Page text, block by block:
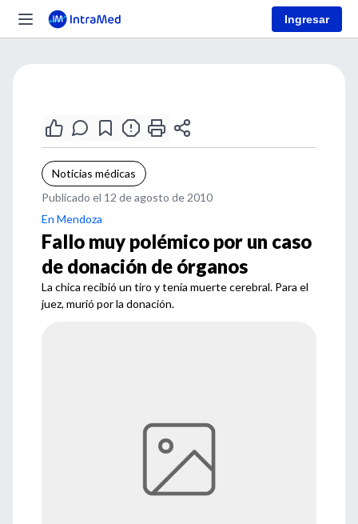
Ingresar
Noticias médicas
Publicado el 12 de agosto de 2010
En Mendoza
Fallo muy polémico por un caso
de donación de órganos
La chica recibió un tiro y tenía muerte cerebral. Para el
juez, murió por la donación.